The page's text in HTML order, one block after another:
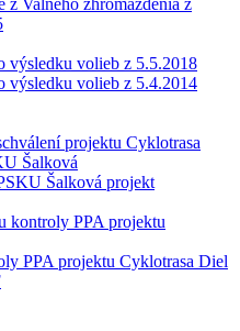
z Valného zhromaždenia z
výsledku volieb z 5.5.2018
výsledku volieb z 5.4.2014
projektu Cyklotrasa
Šalková
Šalková projekt
kontroly PPA projektu
PPA projektu Cyklotrasa Diel